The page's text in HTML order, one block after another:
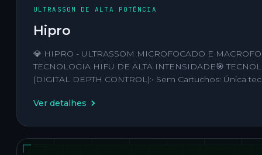
ULTRASSOM DE ALTA POTÊNCIA
Hipro
💎 HIPRO - ULTRASSOM MICROFOCADO E
TECNOLOGIA HIFU DE ALTA INTENSIDADE🎯
(DIGITAL DEPTH CONTROL):• Sem Cartuchos: Única
Ver detalhes